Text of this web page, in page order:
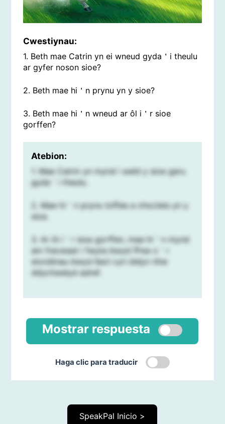
Cwestiynau:
1. Beth mae Catrin yn ei wneud gyda＇i theulu
ar gyfer noson sioe?
2. Beth mae hi＇n prynu yn y sioe?
3. Beth mae hi＇n wneud ar ôl i＇r sioe
gorffen?
Atebion:
1. Mae Catrin yn mynd i weld y sioe garu
gyda＇i theulu.
2. Mae hi＇n prynu toffee a choctels yn y
sioe.
3. Ar ôl i＇r sioe gorffen, mae hi＇n mynd
am frecwast i fwyta bwyd ffres o＇r
stondinau bwyd lleol cyn iddyn nhw
ddychwelyd adref.
Mostrar respuesta
Haga clic para traducir
SpeakPal Inicio >